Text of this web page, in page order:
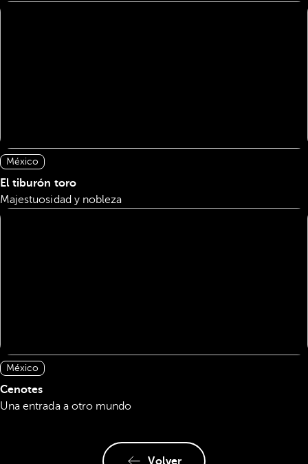
Volver
México
El tiburón toro
Majestuosidad y nobleza
México
Cenotes
Una entrada a otro mundo